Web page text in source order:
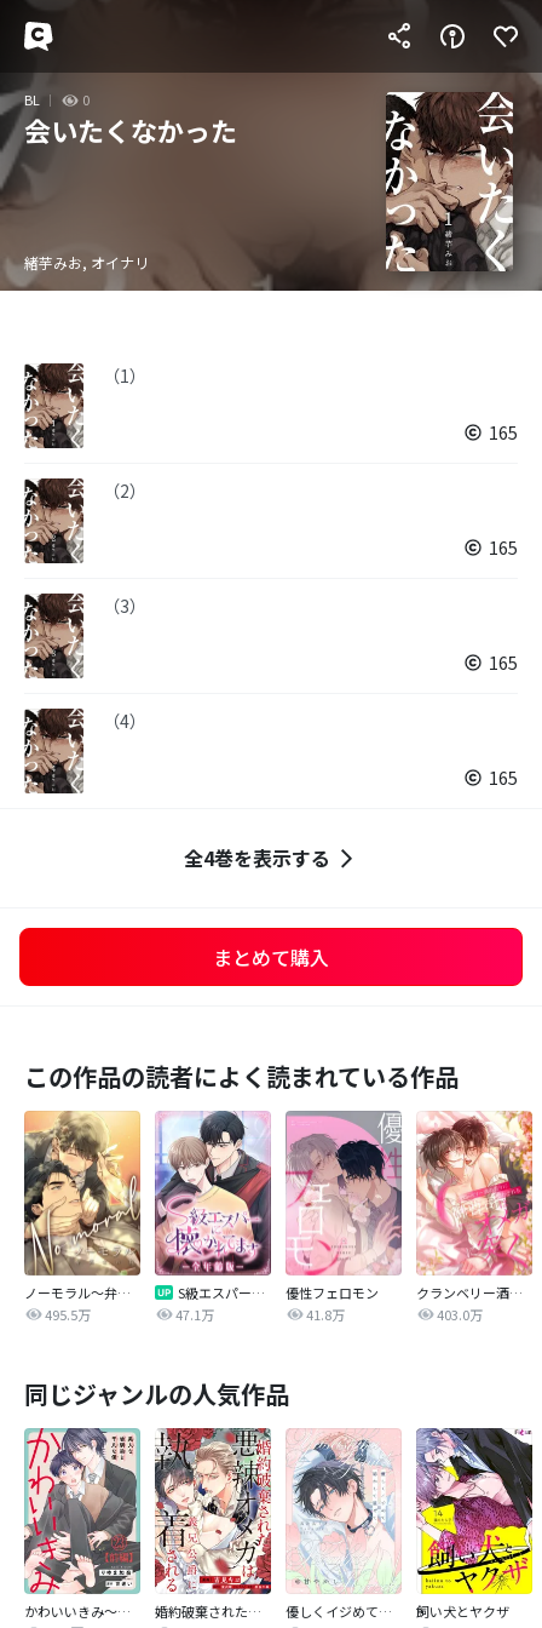
BL 0
会いたくなかった
緒芋みお, オイナリ
（1）
165
（2）
165
（3）
165
（4）
165
全4巻を表示する
まとめて購入
この作品の読者によく読まれている作品
ノーモラル～弁護士の掟～
495.5万
S級エスパーに懐かれてます【全年齢版】
47.1万
優性フェロモン
41.8万
クランベリー酒の芳りに惑わされる御曹司はオメガに突く
403.0万
同じジャンルの人気作品
かわいいきみ～美人な幼馴染と平凡な僕～
婚約破棄された悪辣オメガは義兄公爵に執着される 【連載版】
優しくイジめて溶かして混ぜて
飼い犬とヤクザ